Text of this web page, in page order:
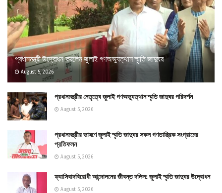
প্রধানমন্ত্রী উদ্বোধন করলেন জুলাই গণঅভ্যুত্থান স্মৃতি জাদুঘর
August 5, 2026
প্রধানমন্ত্রীর নেতৃত্বে জুলাই গণঅভ্যুত্থান স্মৃতি জাদুঘর পরিদর্শন
August 5, 2026
প্রধানমন্ত্রীর ভাষণে জুলাই স্মৃতি জাদুঘর সকল গণতান্ত্রিক সংগ্রামের
প্রতিফলন
August 5, 2026
ফ্যাসিবাদবিরোধী আন্দোলনের জীবন্ত দলিল: জুলাই স্মৃতি জাদুঘর উদ্বোধন
August 5, 2026